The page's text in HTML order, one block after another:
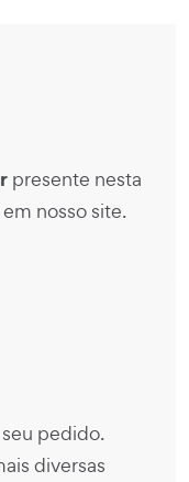
presente nesta
nosso site.
pedido.
diversas